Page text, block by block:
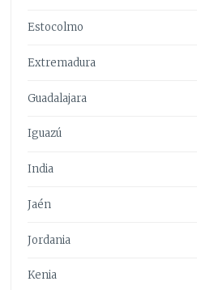
Estocolmo
Extremadura
Guadalajara
Iguazú
India
Jaén
Jordania
Kenia